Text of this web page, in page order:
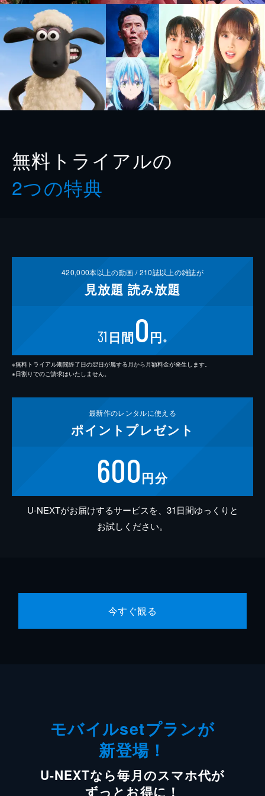
無料トライアルの
2つの特典
420,000本以上の動画 /210誌以上の雑誌が
見放題 読み放題
31 日間0円 ※
※無料トライアル期間終了日の翌日が属する月から月額料金が発生します。
※日割りでのご請求はいたしません。
最新作のレンタルに使える
ポイント プレゼント
600円分
U-NEXTがお届けするサービスを、31日間ゆっくりと
お試しください。
今すぐ観る
モバイルsetプランが
新登場！
U-NEXTなら毎月のスマホ代が
ずっとお得に！